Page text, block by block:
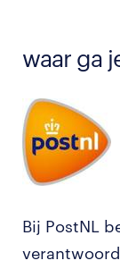
waar ga
Bij PostNL